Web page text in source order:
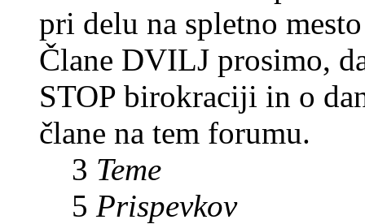
pri delu na spletno
Člane DVILJ prosimo,
STOP birokraciji in o
člane na tem forumu.
3 Teme
5 Prispevkov